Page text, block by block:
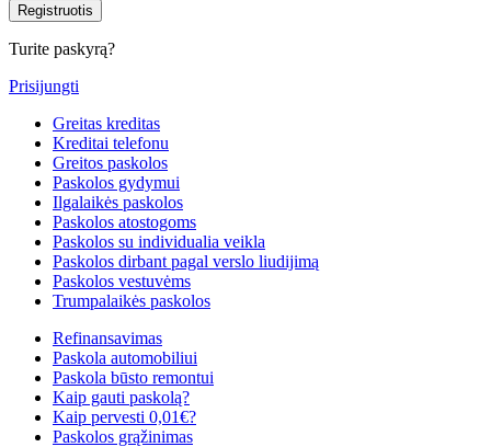
Registruotis
Turite paskyrą?
Prisijungti
Greitas kreditas
Kreditai telefonu
Greitos paskolos
Paskolos gydymui
Ilgalaikės paskolos
Paskolos atostogoms
Paskolos su individualia veikla
Paskolos dirbant pagal verslo liudijimą
Paskolos vestuvėms
Trumpalaikės paskolos
Refinansavimas
Paskola automobiliui
Paskola būsto remontui
Kaip gauti paskolą?
Kaip pervesti 0,01€?
Paskolos grąžinimas